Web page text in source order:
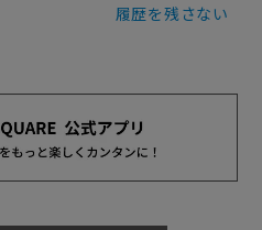
履歴を残さない